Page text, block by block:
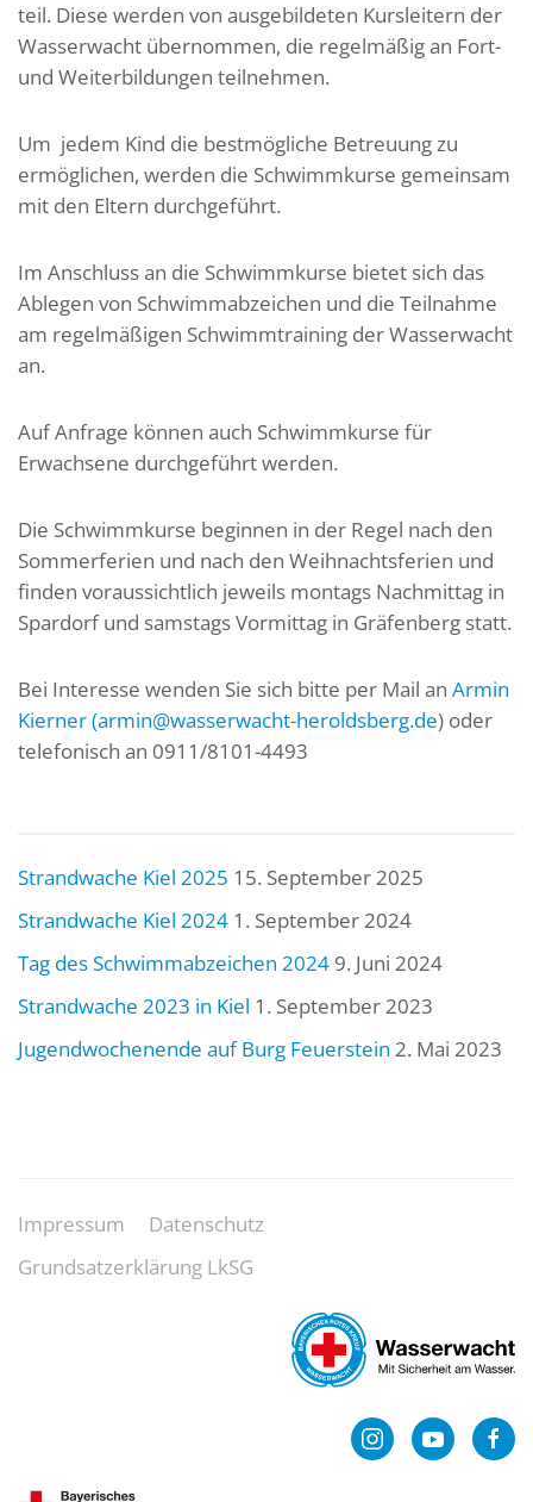
teil. Diese werden von ausgebildeten Kursleitern der
Wasserwacht übernommen, die regelmäßig an Fort-
und Weiterbildungen teilnehmen.
Um jedem Kind die bestmögliche Betreuung zu
ermöglichen, werden die Schwimmkurse gemeinsam
mit den Eltern durchgeführt.
Im Anschluss an die Schwimmkurse bietet sich das
Ablegen von Schwimmabzeichen und die Teilnahme
am regelmäßigen Schwimmtraining der Wasserwacht
an.
Auf Anfrage können auch Schwimmkurse für
Erwachsene durchgeführt werden.
Die Schwimmkurse beginnen in der Regel nach den
Sommerferien und nach den Weihnachtsferien und
finden voraussichtlich jeweils montags Nachmittag in
Spardorf und samstags Vormittag in Gräfenberg statt.
Bei Interesse wenden Sie sich bitte per Mail an Armin
Kierner (armin@wasserwacht-heroldsberg.de) oder
telefonisch an 0911/8101-4493
Strandwache Kiel 2025 15. September 2025
Strandwache Kiel 2024 1. September 2024
Tag des Schwimmabzeichen 2024 9. Juni 2024
Strandwache 2023 in Kiel 1. September 2023
Jugendwochenende auf Burg Feuerstein 2. Mai 2023
Impressum
Datenschutz
Grundsatzerklärung LkSG